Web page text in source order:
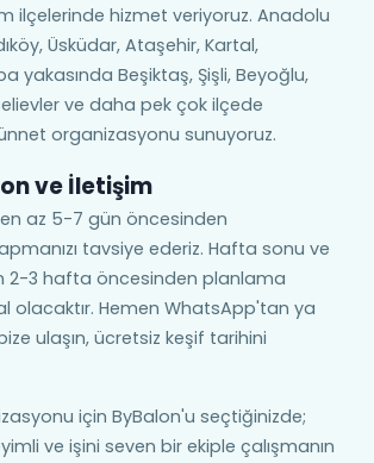
ilçelerinde hizmet veriyoruz. Anadolu
Üsküdar, Ataşehir, Kartal,
yakasında Beşiktaş, Şişli, Beyoğlu,
ve daha pek çok ilçede
organizasyonu sunuyoruz.
ve İletişim
en az 5-7 gün öncesinden
tavsiye ederiz. Hafta sonu ve
2-3 hafta öncesinden planlama
olacaktır. Hemen WhatsApp'tan ya
ulaşın, ücretsiz keşif tarihini
için ByBalon'u seçtiğinizde;
ve işini seven bir ekiple çalışmanın